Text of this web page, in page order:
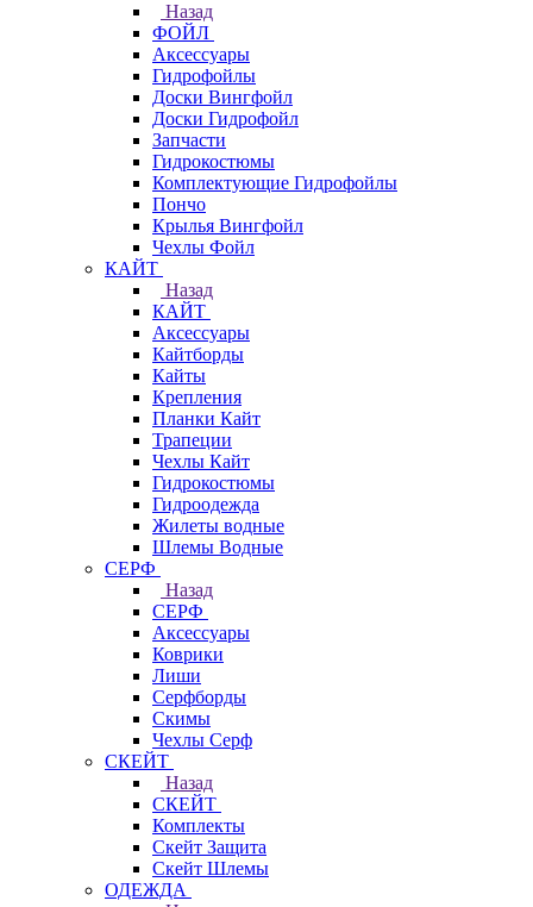
Назад
ФОЙЛ
Аксессуары
Гидрофойлы
Доски Вингфойл
Доски Гидрофойл
Запчасти
Гидрокостюмы
Комплектующие Гидрофойлы
Пончо
Крылья Вингфойл
Чехлы Фойл
КАЙТ
Назад
КАЙТ
Аксессуары
Кайтборды
Кайты
Крепления
Планки Кайт
Трапеции
Чехлы Кайт
Гидрокостюмы
Гидроодежда
Жилеты водные
Шлемы Водные
СЕРФ
Назад
СЕРФ
Аксессуары
Коврики
Лиши
Серфборды
Скимы
Чехлы Cерф
СКЕЙТ
Назад
СКЕЙТ
Комплекты
Скейт Защита
Скейт Шлемы
ОДЕЖДА